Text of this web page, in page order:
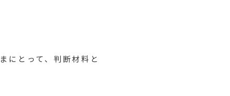
にとって、判断材料と